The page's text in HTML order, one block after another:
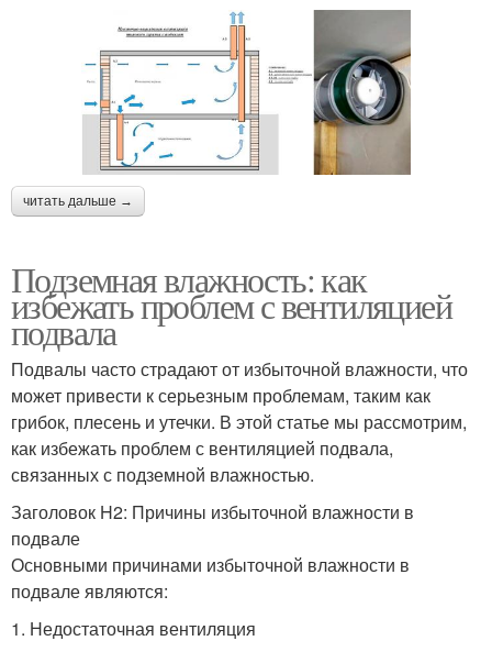
читать дальше →
Подземная влажность: как
избежать проблем с вентиляцией
подвала
Подвалы часто страдают от избыточной влажности, что
может привести к серьезным проблемам, таким как
грибок, плесень и утечки. В этой статье мы рассмотрим,
как избежать проблем с вентиляцией подвала,
связанных с подземной влажностью.
Заголовок H2: Причины избыточной влажности в
подвале
Основными причинами избыточной влажности в
подвале являются:
1. Недостаточная вентиляция